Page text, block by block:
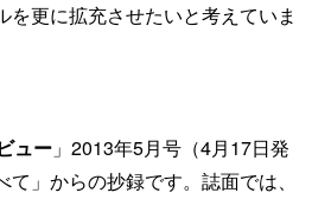
を更に拡充させたいと考えていま
ュー 」2013年5月号（4月17日発
」からの抄録です。誌面では、